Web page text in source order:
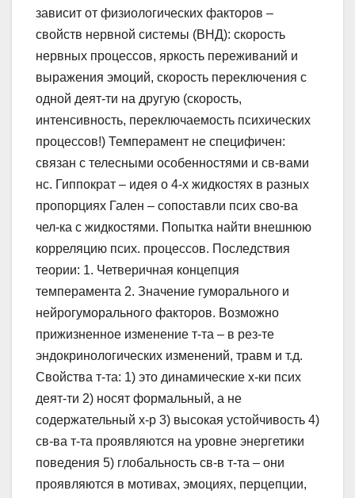
зависит от физиологических факторов –
свойств нервной системы (ВНД): скорость
нервных процессов, яркость переживаний и
выражения эмоций, скорость переключения с
одной деят-ти на другую (скорость,
интенсивность, переключаемость психических
процессов!) Темперамент не специфичен:
связан с телесными особенностями и св-вами
нс. Гиппократ – идея о 4-х жидкостях в разных
пропорциях Гален – сопоставли псих сво-ва
чел-ка с жидкостями. Попытка найти внешнюю
корреляцию псих. процессов. Последствия
теории: 1. Четверичная концепция
темперамента 2. Значение гуморального и
нейрогуморального факторов. Возможно
прижизненное изменение т-та – в рез-те
эндокринологических изменений, травм и т.д.
Свойства т-та: 1) это динамические х-ки псих
деят-ти 2) носят формальный, а не
содержательный х-р 3) высокая устойчивость 4)
св-ва т-та проявляются на уровне энергетики
поведения 5) глобальность св-в т-та – они
проявляются в мотивах, эмоциях, перцепции,